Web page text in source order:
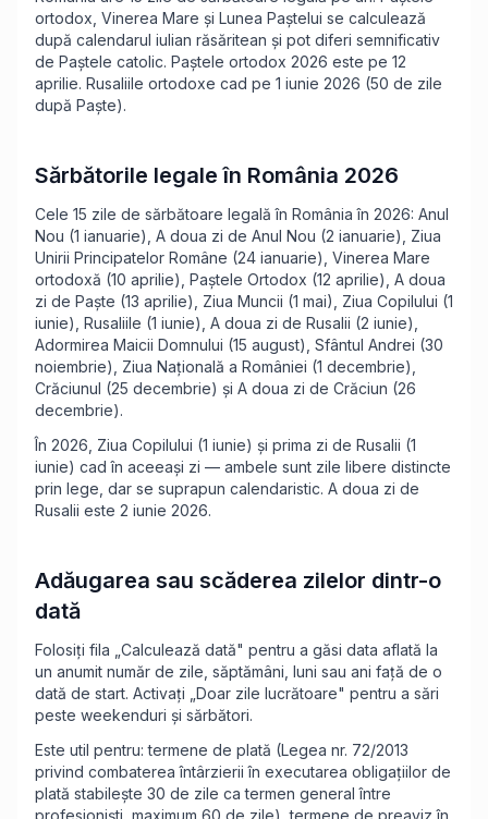
ortodox, Vinerea Mare și Lunea Paștelui se calculează
după calendarul iulian răsăritean și pot diferi semnificativ
de Paștele catolic. Paștele ortodox 2026 este pe 12
aprilie. Rusaliile ortodoxe cad pe 1 iunie 2026 (50 de zile
după Paște).
Sărbătorile legale în România 2026
Cele 15 zile de sărbătoare legală în România în 2026: Anul
Nou (1 ianuarie), A doua zi de Anul Nou (2 ianuarie), Ziua
Unirii Principatelor Române (24 ianuarie), Vinerea Mare
ortodoxă (10 aprilie), Paștele Ortodox (12 aprilie), A doua
zi de Paște (13 aprilie), Ziua Muncii (1 mai), Ziua Copilului (1
iunie), Rusaliile (1 iunie), A doua zi de Rusalii (2 iunie),
Adormirea Maicii Domnului (15 august), Sfântul Andrei (30
noiembrie), Ziua Națională a României (1 decembrie),
Crăciunul (25 decembrie) și A doua zi de Crăciun (26
decembrie).
În 2026, Ziua Copilului (1 iunie) și prima zi de Rusalii (1
iunie) cad în aceeași zi — ambele sunt zile libere distincte
prin lege, dar se suprapun calendaristic. A doua zi de
Rusalii este 2 iunie 2026.
Adăugarea sau scăderea zilelor dintr-o
dată
Folosiți fila „Calculează dată" pentru a găsi data aflată la
un anumit număr de zile, săptămâni, luni sau ani față de o
dată de start. Activați „Doar zile lucrătoare" pentru a sări
peste weekenduri și sărbători.
Este util pentru: termene de plată (Legea nr. 72/2013
privind combaterea întârzierii în executarea obligațiilor de
plată stabilește 30 de zile ca termen general între
profesioniști, maximum 60 de zile), termene de preaviz în